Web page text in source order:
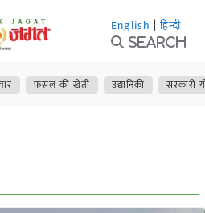
English | हिन्दी
Search
फसल की खेती उद्यानिकी सरकारी